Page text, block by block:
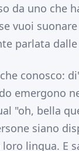
da uno che
vuoi
parlata
conosco:
emergono
"oh, bella
siano
lingua. E